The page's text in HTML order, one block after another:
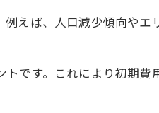
えば、人口減少傾向やエ
です。これにより初期費